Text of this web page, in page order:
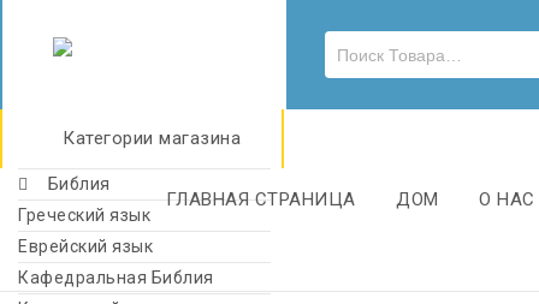
Категории магазина
Библия
Греческий язык
Еврейский язык
Кафедральная Библия
ГЛАВНАЯ СТРАНИЦА ДОМ О НАС